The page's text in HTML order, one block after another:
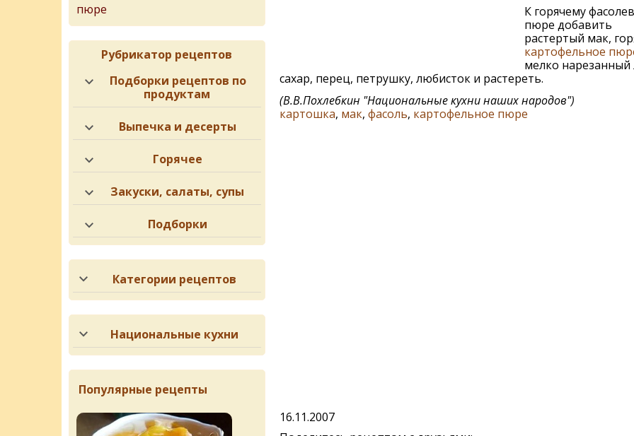
К горячему
пюре добавить
растертый мак,
картофельное
мелко нарезанный
сахар, перец, петрушку, любисток и растереть.
(В.В.Похлебкин "Национальные кухни наших народов")
картошка, мак, фасоль, картофельное пюре
16.11.2007
пюре
Рубрикатор рецептов
Подборки рецептов по
продуктам
Выпечка и десерты
Горячее
Закуски, салаты, супы
Подборки
Категории рецептов
Национальные кухни
Популярные рецепты